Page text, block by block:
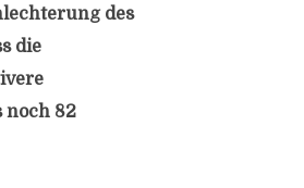
des
die
noch 82